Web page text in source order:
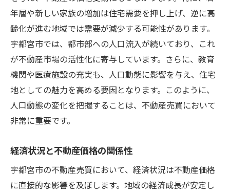
年層や新しい家族の増加は住宅需要を押し上げ、逆に高
齢化が進む地域では需要が減少する可能性があります。
宇都宮市では、都市部への人口流入が続いており、これ
が不動産市場の活性化に寄与しています。さらに、教育
機関や医療施設の充実も、人口動態に影響を与え、住宅
地としての魅力を高める要因となります。このように、
人口動態の変化を把握することは、不動産売買において
非常に重要です。
経済状況と不動産価格の関係性
宇都宮市の不動産売買において、経済状況は不動産価格
に直接的な影響を及ぼします。地域の経済成長が安定し